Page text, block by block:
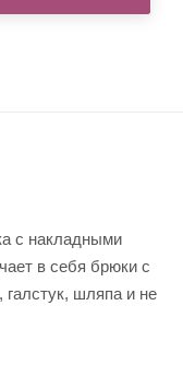
с накладными
в себя брюки с
шляпа и не